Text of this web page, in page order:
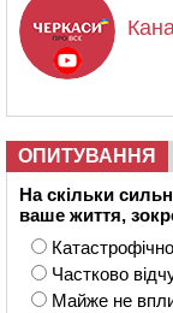
ОПИТУВАННЯ
На скільки
ваше життя,
Катастрофічно
Частково
Майже не